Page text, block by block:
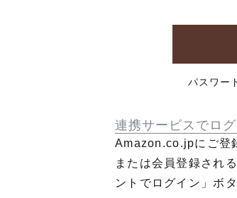
パスワー
連携サービスでロ
Amazon.co.jpにご登
または会員登録され
ントでログイン」ボ